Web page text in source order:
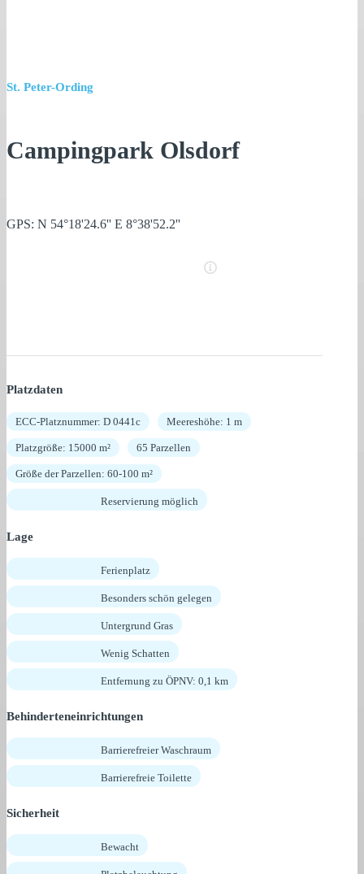
St. Peter-Ording
Campingpark Olsdorf
GPS: N 54°18'24.6'' E 8°38'52.2''
Platzdaten
ECC-Platznummer: D 0441c Meereshöhe: 1 m
Platzgröße: 15000 m² 65 Parzellen
Größe der Parzellen: 60-100 m²
Reservierung möglich
Lage
Ferienplatz
Besonders schön gelegen
Untergrund Gras
Wenig Schatten
Entfernung zu ÖPNV: 0,1 km
Behinderteneinrichtungen
Barrierefreier Waschraum
Barrierefreie Toilette
Sicherheit
Bewacht